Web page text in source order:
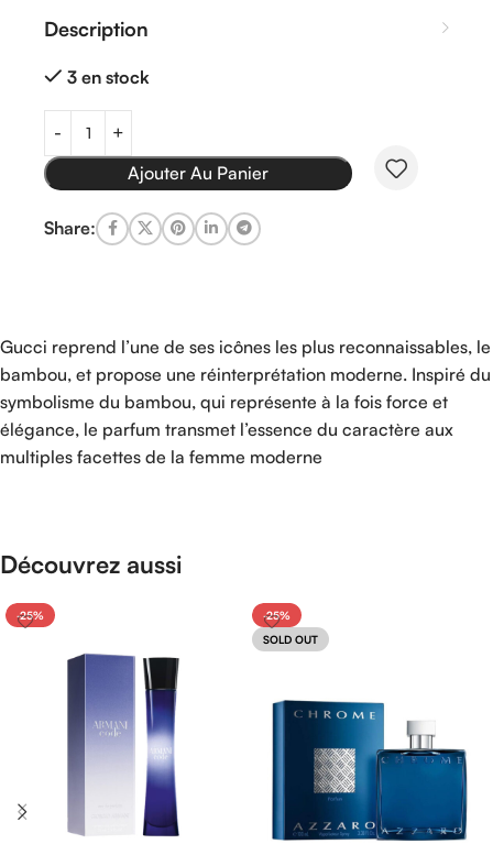
Description
3 en stock
Ajouter Au Panier
Share:
Gucci reprend l’une de ses icônes les plus reconnaissables, le
bambou, et propose une réinterprétation moderne. Inspiré du
symbolisme du bambou, qui représente à la fois force et
élégance, le parfum transmet l’essence du caractère aux
multiples facettes de la femme moderne
Découvrez aussi
-25%
-25%
SOLD OUT